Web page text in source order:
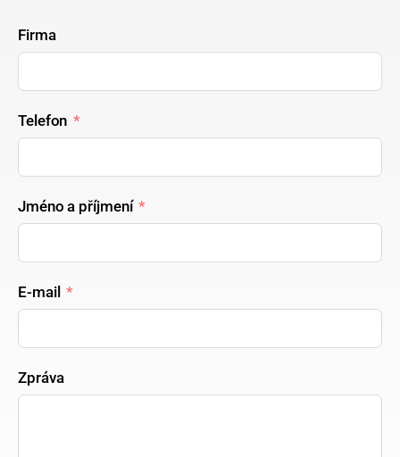
Firma
Telefon
Jméno a příjmení
E-mail
Zpráva